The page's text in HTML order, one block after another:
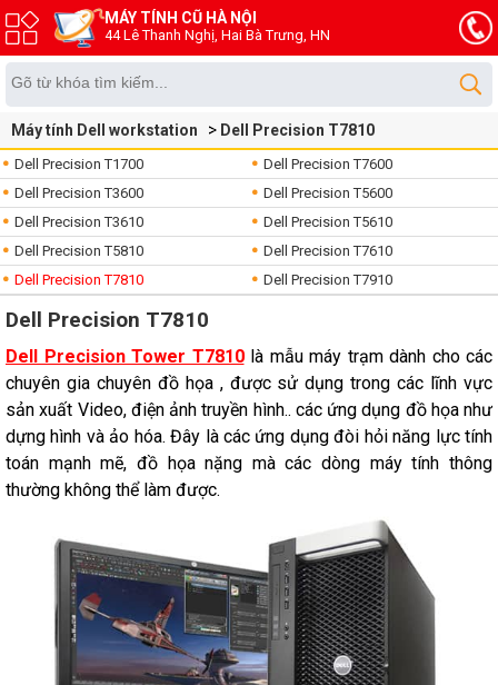
MÁY TÍNH CŨ HÀ NỘI
44 Lê Thanh Nghị, Hai Bà Trưng, HN
Máy tính Dell workstation Dell Precision T7810
Dell Precision T1700
Dell Precision T7600
Dell Precision T3600
Dell Precision T5600
Dell Precision T3610
Dell Precision T5610
Dell Precision T5810
Dell Precision T7610
Dell Precision T7810
Dell Precision T7910
Dell Precision T7810
Dell Precision Tower T7810là mẫu máy trạm dành cho các
chuyên gia chuyên đồ họa , được sử dụng trong các lĩnh vực
sản xuất Video, điện ảnh truyền hình.. các ứng dụng đồ họa như
dựng hình và ảo hóa. Đây là các ứng dụng đòi hỏi năng lực tính
toán mạnh mẽ, đồ họa nặng mà các dòng máy tính thông
thường không thể làm được.